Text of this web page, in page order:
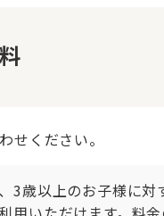
せください。
3歳以上のお子様に